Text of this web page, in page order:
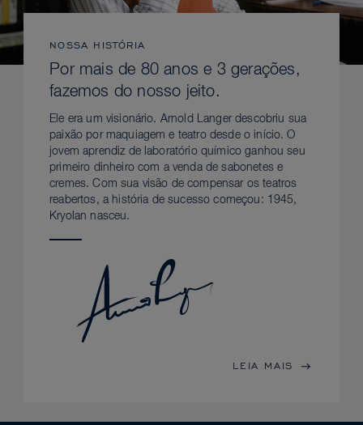
NOSSA HISTÓRIA
Por mais de 80 anos e 3 gerações,
fazemos do nosso jeito.
Ele era um visionário. Arnold Langer descobriu sua
paixão por maquiagem e teatro desde o início. O
jovem aprendiz de laboratório químico ganhou seu
primeiro dinheiro com a venda de sabonetes e
cremes. Com sua visão de compensar os teatros
reabertos, a história de sucesso começou: 1945,
Kryolan nasceu.
LEIA MAIS